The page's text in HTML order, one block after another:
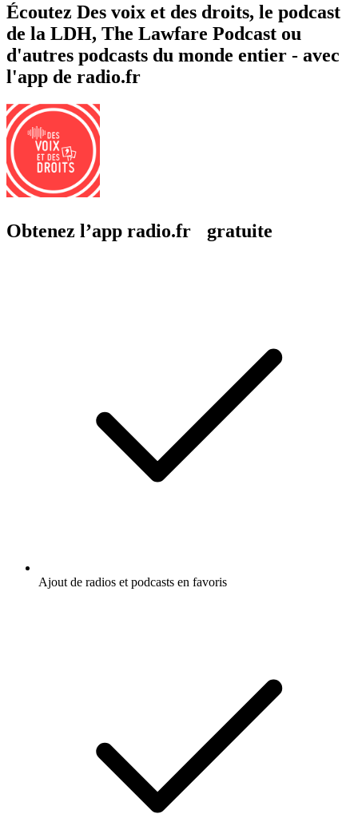
Écoutez Des voix et des droits, le podcast
de la LDH, The Lawfare Podcast ou
d'autres podcasts du monde entier - avec
l'app de radio.fr
Obtenez l’app radio.fr gratuite
Ajout de radios et podcasts en favoris